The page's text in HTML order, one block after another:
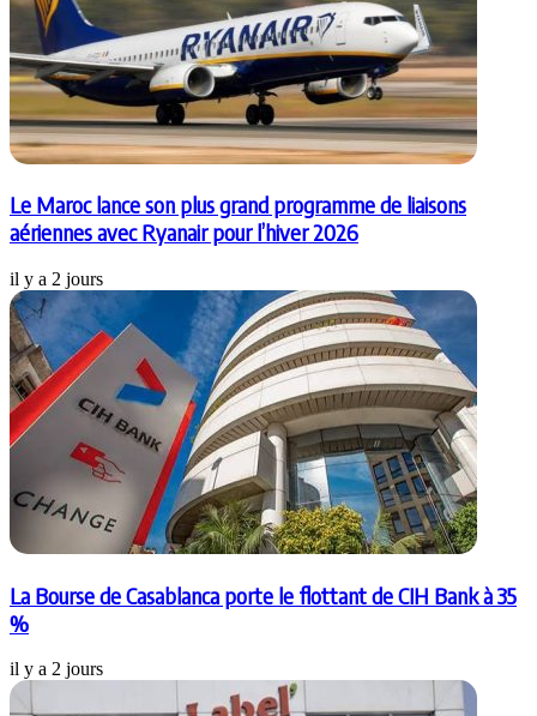
Le Maroc lance son plus grand programme de liaisons
aériennes avec Ryanair pour l’hiver 2026
il y a 2 jours
La Bourse de Casablanca porte le flottant de CIH Bank à 35
%
il y a 2 jours